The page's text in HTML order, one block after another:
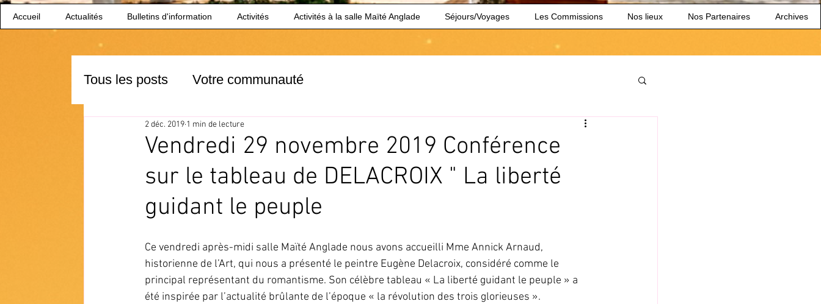
Accueil Actualités Bulletins d'information Activités Activités à la salle Maïté Anglade Séjours/Voyages Les Commissions Nos lieux Nos Partenaires Archives
Tous les posts Votre communauté
Vendredi 29 novembre 2019 Conférence
sur le tableau de DELACROIX " La liberté
guidant le peuple
2 déc. 2019 1 min de lecture
Ce vendredi après-midi salle Maïté Anglade nous avons accueilli Mme Annick Arnaud,
historienne de l’Art, qui nous a présenté le peintre Eugène Delacroix, considéré comme le
principal représentant du romantisme. Son célèbre tableau « La liberté guidant le peuple » a
été inspirée par l’actualité brûlante de l’époque « la révolution des trois glorieuses ».